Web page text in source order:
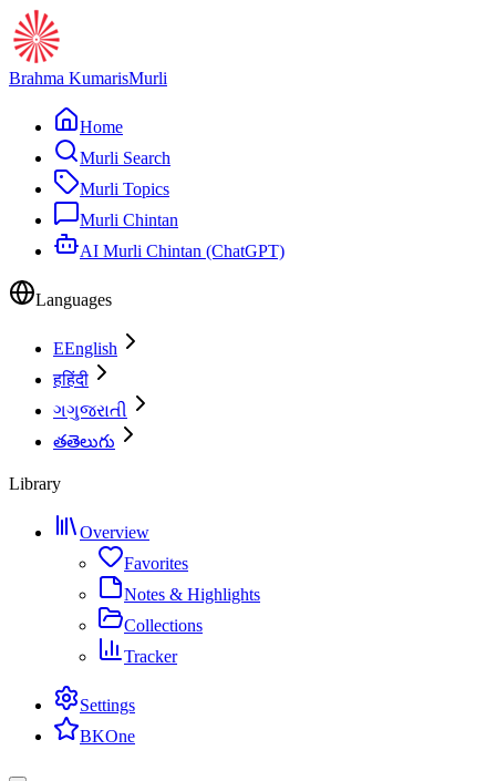
Brahma KumarisMurli
Home
Murli Search
Murli Topics
Murli Chintan
AI Murli Chintan (ChatGPT)
Languages
EEnglish
हहिंदी
ગગુજરાતી
తతెలుగు
Library
Overview
Favorites
Notes & Highlights
Collections
Tracker
Settings
BKOne